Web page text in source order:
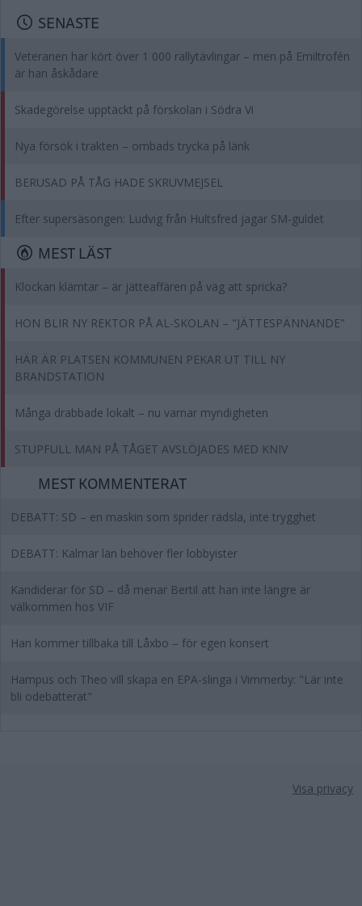
SENASTE
Veteranen har kört över 1 000 rallytävlingar – men på Emiltrofén
är han åskådare
Skadegörelse upptäckt på förskolan i Södra Vi
Nya försök i trakten – ombads trycka på länk
BERUSAD PÅ TÅG HADE SKRUVMEJSEL
Efter supersäsongen: Ludvig från Hultsfred jagar SM-guldet
MEST LÄST
Klockan klämtar – är jätteaffären på väg att spricka?
HON BLIR NY REKTOR PÅ AL-SKOLAN – "JÄTTESPÄNNANDE"
HÄR ÄR PLATSEN KOMMUNEN PEKAR UT TILL NY
BRANDSTATION
Många drabbade lokalt – nu varnar myndigheten
STUPFULL MAN PÅ TÅGET AVSLÖJADES MED KNIV
MEST KOMMENTERAT
DEBATT: SD – en maskin som sprider rädsla, inte trygghet
DEBATT: Kalmar län behöver fler lobbyister
Kandiderar för SD – då menar Bertil att han inte längre är
välkommen hos VIF
Han kommer tillbaka till Låxbo – för egen konsert
Hampus och Theo vill skapa en EPA-slinga i Vimmerby: "Lär inte
bli odebatterat"
Visa privacy